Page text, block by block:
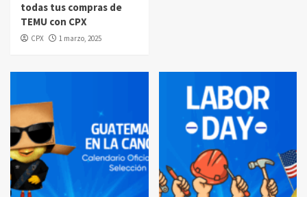
todas tus compras de
TEMU con CPX
CPX 1 marzo, 2025